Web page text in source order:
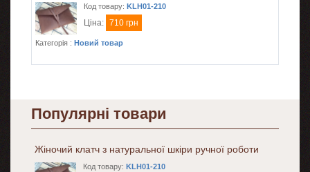
Код товару: KLH01-210
Ціна: 710 грн
Категорія : Новий товар
Популярні товари
Жіночий клатч з натуральної шкіри ручної роботи
Код товару: KLH01-210